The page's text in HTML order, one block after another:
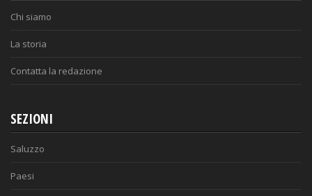
Chi siamo
La storia
Contatta la redazione
SEZIONI
Saluzzo
Paesi